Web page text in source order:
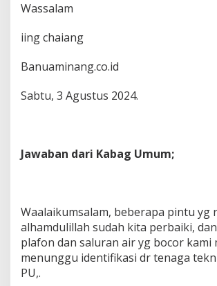
Wassalam
iing chaiang
Banuaminang.co.id
Sabtu, 3 Agustus 2024.
Jawaban dari Kabag Umum;
Waalaikumsalam, beberapa pintu yg
alhamdulillah sudah kita perbaiki,
plafon dan saluran air yg bocor kami
menunggu identifikasi dr tenaga
PU,.